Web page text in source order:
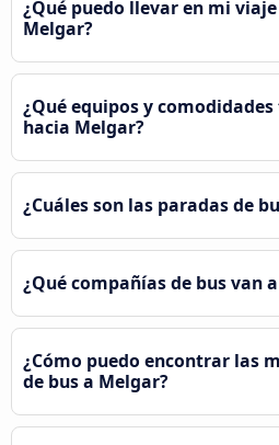
¿Qué puedo llevar en mi
Melgar?
¿Qué equipos y
hacia Melgar?
¿Cuáles son las paradas de
¿Qué compañías de bus van
¿Cómo puedo encontrar las
de bus a Melgar?